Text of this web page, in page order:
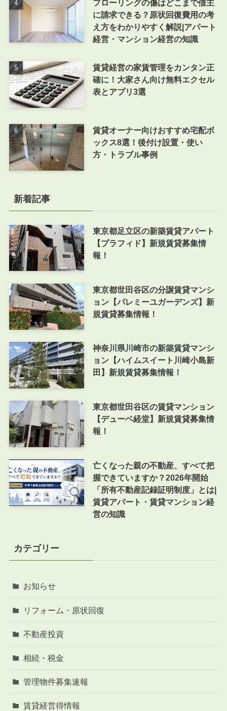
フローリングの傷はどこまで借主
に請求できる？原状回復費用の考
え方をわかりやすく解説|アパート
経営・マンション経営の知識
賃貸経営の家賃管理をカンタン正
確に！大家さん向け無料エクセル
表とアプリ3選
賃貸オーナー向けおすすめ宅配ボ
ックス8選！後付け設置・使い
方・トラブル事例
新着記事
東京都足立区の新築賃貸アパート
【プラフィド】新規賃貸募集情
報！
東京都世田谷区の分譲賃貸マンシ
ョン【パレミーユガーデンズ】新
規賃貸募集情報！
神奈川県川崎市の新築賃貸マンシ
ョン【ハイムスイート川崎小島新
田】新規賃貸募集情報！
東京都世田谷区の賃貸マンション
【デューベ経堂】新規賃貸募集情
報！
亡くなった親の不動産、すべて把
握できていますか？2026年開始
「所有不動産記録証明制度」とは|
賃貸アパート・賃貸マンション経
営の知識
カテゴリー
お知らせ
リフォーム・原状回復
不動産投資
相続・税金
管理物件募集速報
賃貸経営得情報